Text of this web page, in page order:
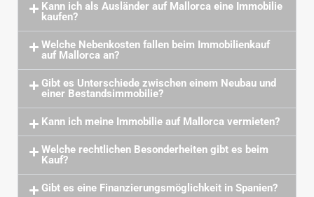
Kann ich als Ausländer auf Mallorca eine Immobilie
kaufen?
Welche Nebenkosten fallen beim Immobilienkauf
auf Mallorca an?
Gibt es Unterschiede zwischen einem Neubau und
einer Bestandsimmobilie?
Kann ich meine Immobilie auf Mallorca vermieten?
Welche rechtlichen Besonderheiten gibt es beim
Kauf?
Gibt es eine Finanzierungsmöglichkeit in Spanien?